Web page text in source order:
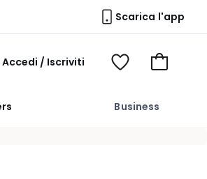
Scarica l'app
Business
Accedi / Iscriviti
Voir
Vai